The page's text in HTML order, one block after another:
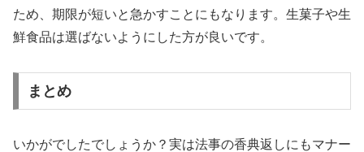
ため、期限が短いと急かすことにもなります。生菓子や生
鮮食品は選ばないようにした方が良いです。
まとめ
いかがでしたでしょうか？実は法事の香典返しにもマナー